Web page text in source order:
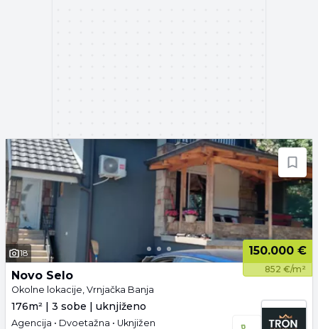
18 150.000 €
852 €/m²
Novo Selo
Okolne lokacije, Vrnjačka Banja
176m² | 3 sobe | uknjiženo
Agencija • Dvoetažna • Uknjižen